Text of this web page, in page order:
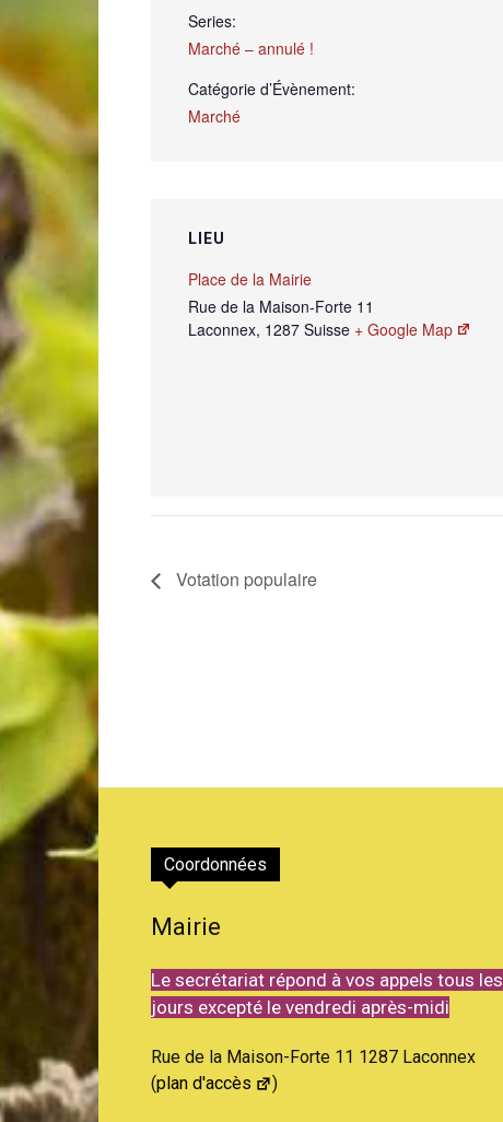
Series:
Marché – annulé !
Catégorie d’Évènement:
Marché
LIEU
Place de la Mairie
Rue de la Maison-Forte 11
Laconnex, 1287 Suisse + Google Map
Votation populaire
Coordonnées
Mairie
Le secrétariat répond à vos appels tous les
jours excepté le vendredi après-midi
Rue de la Maison-Forte 11 1287 Laconnex
(plan d'accès )